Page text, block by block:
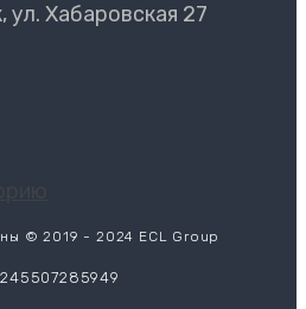
ул. Хабаровская 27
© 2019 - 2024 ECL Group